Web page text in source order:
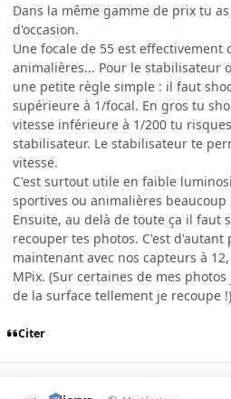
Dans la même gamme de prix tu
d'occasion.
Une focale de 55 est effectivement
animalières... Pour le stabilisateur
une petite règle simple : il faut
supérieure à 1/focal. En gros tu
vitesse inférieure à 1/200 tu
stabilisateur. Le stabilisateur te
vitesse.
C'est surtout utile en faible
sportives ou animalières beaucoup
Ensuite, au delà de toute ça il faut
recouper tes photos. C'est
maintenant avec nos capteurs à
MPix. (Sur certaines de mes
de la surface tellement je recoupe !)
Citer